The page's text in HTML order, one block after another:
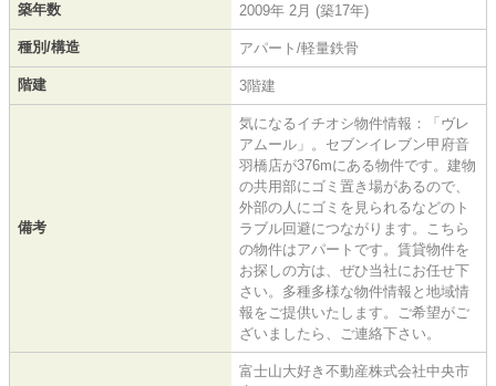
築年数 2009年 2月 (築17年)
種別/構造 アパート/軽量鉄骨
階建 3階建
備考
気になるイチオシ物件情報：「ヴレ
アムール」。セブンイレブン甲府音
羽橋店が376mにある物件です。建物
の共用部にゴミ置き場があるので、
外部の人にゴミを見られるなどのト
ラブル回避につながります。こちら
の物件はアパートです。賃貸物件を
お探しの方は、ぜひ当社にお任せ下
さい。多種多様な物件情報と地域情
報をご提供いたします。ご希望がご
ざいましたら、ご連絡下さい。
富士山大好き不動産株式会社中央市